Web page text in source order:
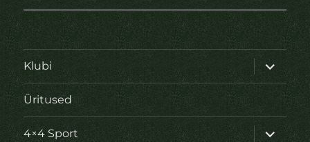
Klubi
laienda
Üritused
4×4 Sport
laienda